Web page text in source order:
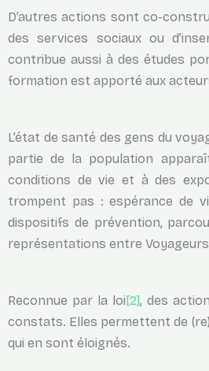
D’autres actions sont co-
des services sociaux ou
contribue aussi à des études
formation est apporté aux
L’état de santé des gens du
partie de la population
conditions de vie et à des
trompent pas : espérance de
dispositifs de prévention,
représentations entre
Reconnue par la loi[2], des
constats. Elles permettent de
qui en sont éloignés.